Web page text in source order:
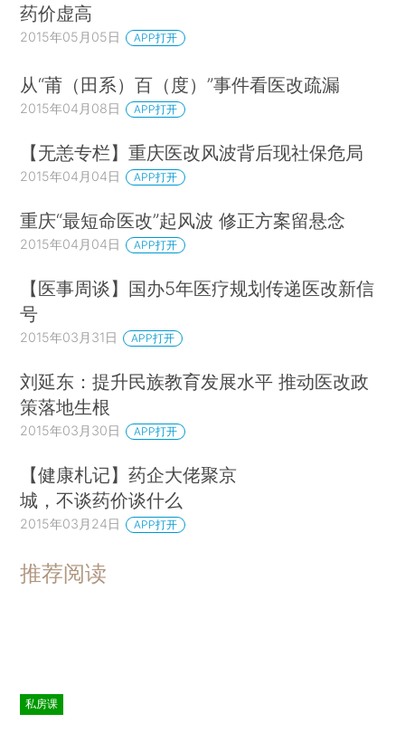
药价虚高
2015年05月05日 APP打开
从“莆（田系）百（度）”事件看医改疏漏
2015年04月08日 APP打开
【无恙专栏】重庆医改风波背后现社保危局
2015年04月04日 APP打开
重庆“最短命医改”起风波 修正方案留悬念
2015年04月04日 APP打开
【医事周谈】国办5年医疗规划传递医改新信
号
2015年03月31日 APP打开
刘延东：提升民族教育发展水平 推动医改政
策落地生根
2015年03月30日 APP打开
【健康札记】药企大佬聚京
城，不谈药价谈什么
2015年03月24日 APP打开
推荐阅读
私房课